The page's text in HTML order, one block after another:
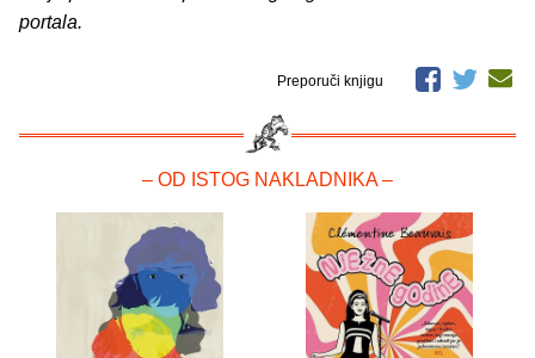
portala.
Preporuči knjigu
– OD ISTOG NAKLADNIKA –